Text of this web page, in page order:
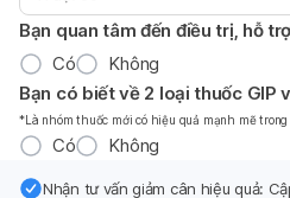
Bạn quan tâm đến điều trị, hỗ
Có
Không
Bạn có biết về 2 loại thuốc GIP
*Là nhóm thuốc mới có hiệu quả mạnh mẽ
Có Không
Nhận tư vấn giảm cân hiệu quả: